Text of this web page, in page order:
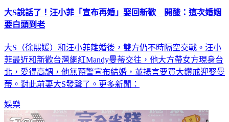
大S說話了！汪小菲「宣布再婚」娶回新歡 開酸：這次婚姻
要白頭到老
大S（徐熙媛）和汪小菲離婚後，雙方仍不時隔空交戰。汪小
菲最近和新歡台灣網紅Mandy曼蒂交往，他大方帶女方現身台
北，愛得高調，他無預警宣布結婚，並揚言要買大鑽戒迎娶曼
蒂。對此前妻大S發聲了。更多新聞：
娛樂